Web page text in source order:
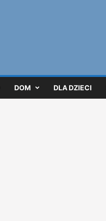
DOM DLA DZIECI